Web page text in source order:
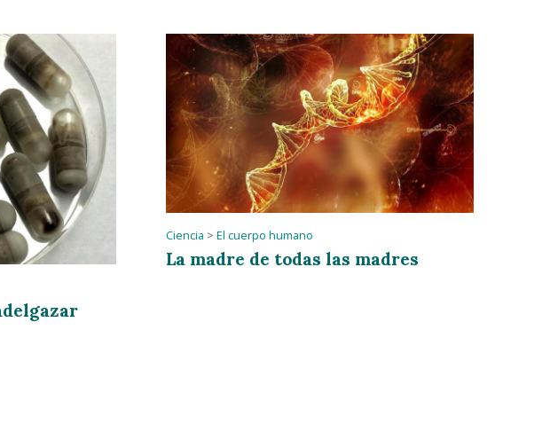
Ciencia > El cuerpo humano
La madre de todas las madres